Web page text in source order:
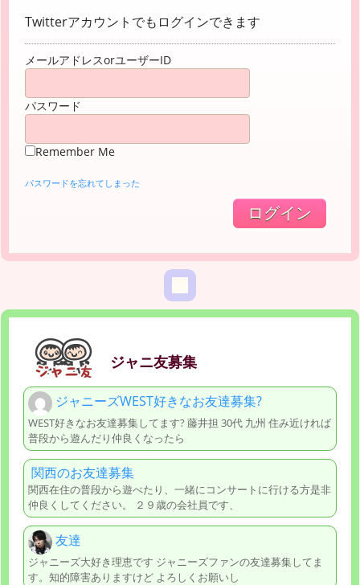
Twitterアカウントでもログインできます
メールアドレスorユーザーID
パスワード
Remember Me
パスワードを忘れてしまった
ジャニ友募集
ジャニーズWEST好きなお友達募集?
WEST好きなお友達募集してます? 藤井担 30代 九州 住み近ければ
普段から遊んだり仲良くなったら
関西のお友達募集
関西在住の普段から遊べたり、一緒にコンサートに行ける方是非
仲良くしてください。 ２９歳の会社員です、
友達
ジャニーズ大好き理恵です ジャニーズファンの友達募集してま
す。知的障害ありますけど よろしくお願いし